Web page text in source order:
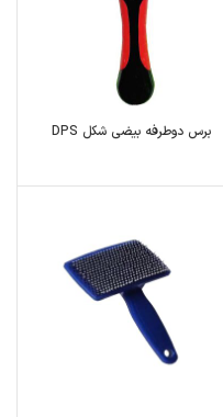
برس دوطرفه بیضی شکل DPS